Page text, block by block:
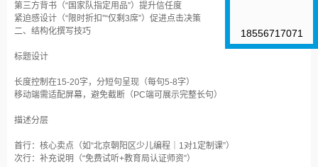
第三方背书（“国家队指定用品”）提升信任度‌
紧迫感设计（“限时折扣”“仅剩3席”）促进点击决策‌
二、结构化撰写技巧
标题设计‌
长度控制在15-20字，分短句呈现（每句5-8字）‌
移动端需适配屏幕，避免截断（PC端可展示完整长句）‌
描述分层‌
首行：核心卖点（如“北京朝阳区少儿编程｜1对1定制课”）‌
次行：补充说明（“免费试听+教育局认证师资”）‌
18556717071